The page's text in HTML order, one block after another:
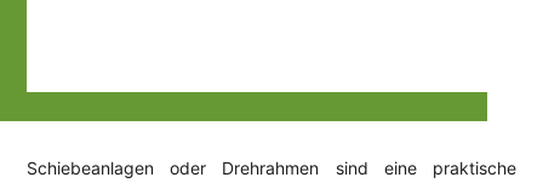
Schiebeanlagen oder Drehrahmen sind eine praktische